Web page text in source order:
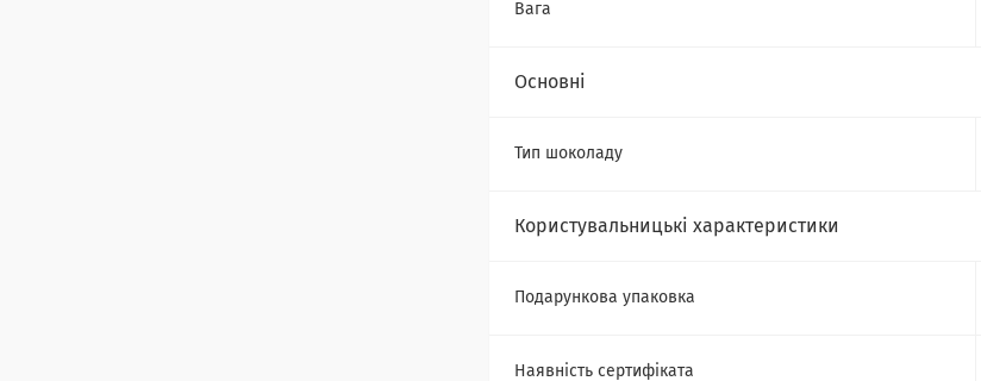
Вага
Основні
Тип шоколаду
Користувальницькі характеристики
Подарункова упаковка
Наявність сертифіката